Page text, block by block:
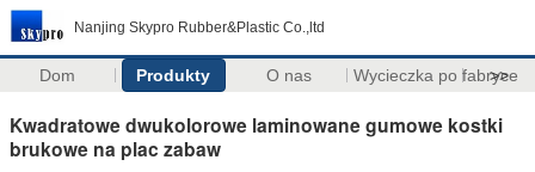
Nanjing Skypro Rubber&Plastic Co.,ltd
Dom Produkty O nas Wycieczka po fabryce
>>
Kwadratowe dwukolorowe laminowane gumowe kostki
brukowe na plac zabaw